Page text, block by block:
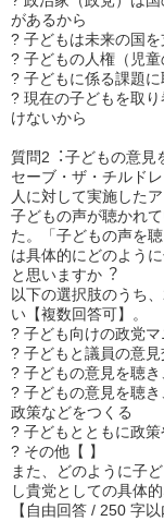
があるから
? 子どもは未来の国
? 子どもの人権（児
? 子どもに係る課題
? 現在の子どもを取
けないから
質問2︓子どもの意見
セーブ・ザ・チルド
人に対して実施した
子どもの声が聴かれ
た。「子どもの声を
は具体的にどのよう
と思いますか︖
以下の選択肢のうち
い【複数回答可】。
? 子ども向けの政党
? 子どもと議員の意
? 子どもの意見を聴
? 子どもの意見を聴
政策などをつくる
? 子どもとともに政
? その他【 】
また、どのように子
し貴党としての具体
【自由回答 / 250 字